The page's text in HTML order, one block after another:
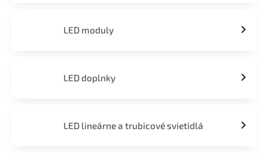
LED moduly
LED doplnky
LED lineárne a trubicové svietidlá